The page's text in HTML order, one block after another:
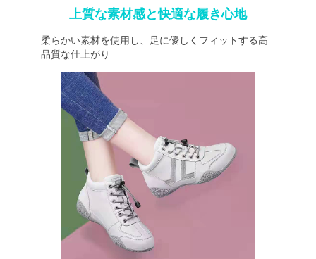
上質な素材感と快適な履き心地
柔らかい素材を使用し、足に優しくフィットする高
品質な仕上がり